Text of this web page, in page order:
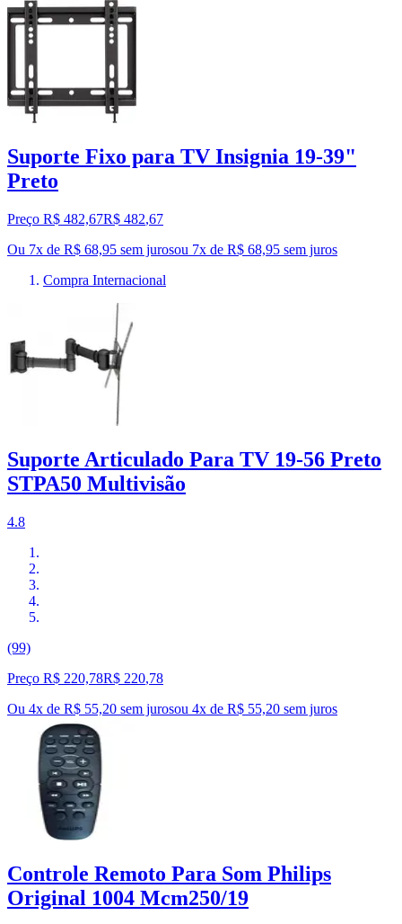
Suporte Fixo para TV Insignia 19-39"
Preto
Preço R$ 482,67R$ 482,67
Ou 7x de R$ 68,95 sem jurosou 7x de R$ 68,95 sem juros
Compra Internacional
Suporte Articulado Para TV 19-56 Preto
STPA50 Multivisão
4.8
(99)
Preço R$ 220,78R$ 220,78
Ou 4x de R$ 55,20 sem jurosou 4x de R$ 55,20 sem juros
Controle Remoto Para Som Philips
Original 1004 Mcm250/19